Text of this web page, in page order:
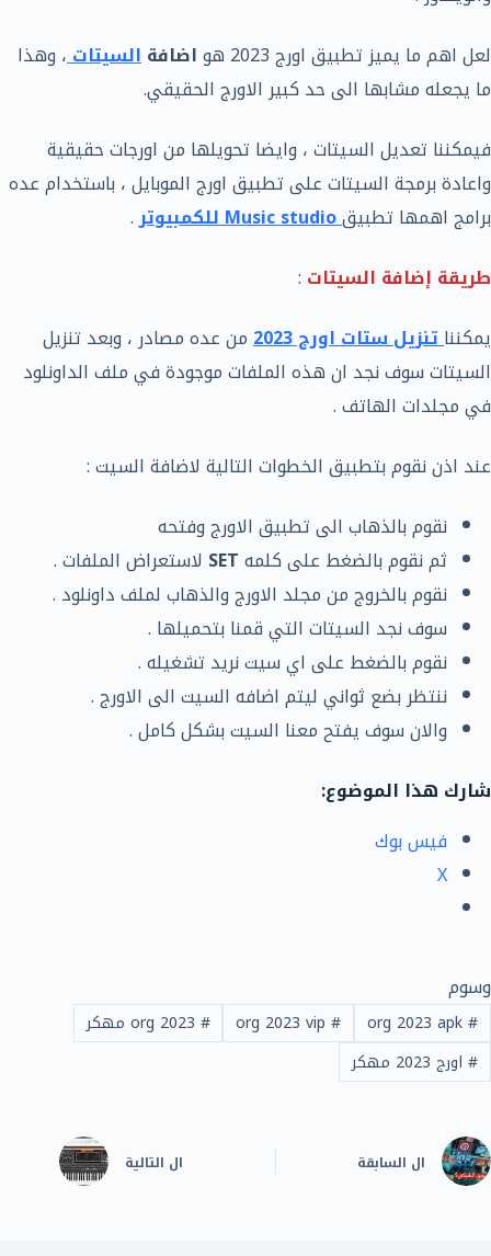
لعل اهم ما يميز تطبيق اورج 2023 هو
اضافةالسيتات، وهذا
ما يجعله مشابها الى حد كبير الاورج الحقيقي.
فيمكننا تعديل السيتات ، وايضا تحويلها من اورجات حقيقية
واعادة برمجة السيتات على تطبيق اورج الموبايل ، باستخدام عده
برامج اهمها تطبيقMusic studio للكمبيوتر
.
طريقة إضافة السيتات :
يمكنناتنزيل ستات اورج 2023
من عده مصادر ، وبعد تنزيل
السيتات سوف نجد ان هذه الملفات موجودة في ملف الداونلود
في مجلدات الهاتف .
عند اذن نقوم بتطبيق الخطوات التالية لاضافة السيت :
نقوم بالذهاب الى تطبيق الاورج وفتحه
ثم نقوم بالضغط على كلمهSET لاستعراض الملفات .
نقوم بالخروج من مجلد الاورج والذهاب لملف داونلود .
سوف نجد السيتات التي قمنا بتحميلها .
نقوم بالضغط على اي سيت نريد تشغيله .
ننتظر بضع ثواني ليتم اضافه السيت الى الاورج .
والان سوف يفتح معنا السيت بشكل كامل .
شارك هذا الموضوع:
فيس بوك
X
وسوم
#
org 2023 apk
#
org 2023 vip
#
#اورج 2023 مهكر
ال السابقة ال التالية